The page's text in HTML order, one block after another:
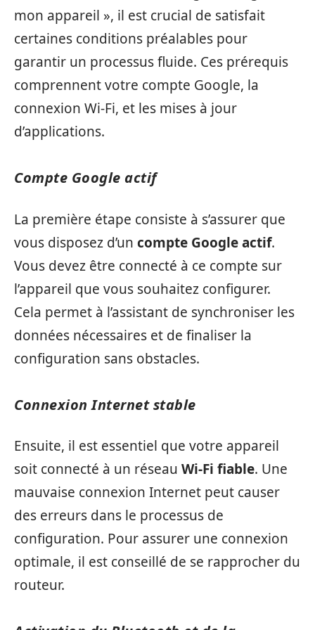
mon appareil », il est crucial de satisfait
certaines conditions préalables pour
garantir un processus fluide. Ces prérequis
comprennent votre compte Google, la
connexion Wi-Fi, et les mises à jour
d’applications.
Compte Google actif
La première étape consiste à s’assurer que
vous disposez d’un compte Google actif.
Vous devez être connecté à ce compte sur
l’appareil que vous souhaitez configurer.
Cela permet à l’assistant de synchroniser les
données nécessaires et de finaliser la
configuration sans obstacles.
Connexion Internet stable
Ensuite, il est essentiel que votre appareil
soit connecté à un réseau Wi-Fi fiable. Une
mauvaise connexion Internet peut causer
des erreurs dans le processus de
configuration. Pour assurer une connexion
optimale, il est conseillé de se rapprocher du
routeur.